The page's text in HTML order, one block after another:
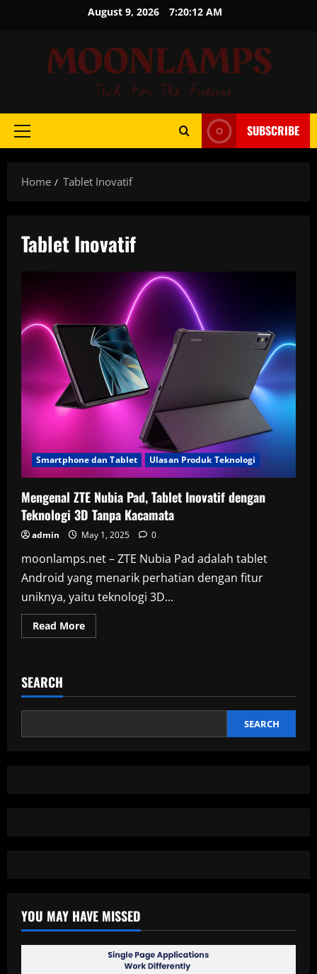
August 9, 2026 7:20:12 AM
Primary
SUBSCRIBE
Home Tablet Inovatif
Tablet Inovatif
Smartphone dan Tablet Ulasan Produk Teknologi
Mengenal ZTE Nubia Pad, Tablet Inovatif dengan
Teknologi 3D Tanpa Kacamata
admin May 1, 2025 0
moonlamps.net – ZTE Nubia Pad adalah tablet
Android yang menarik perhatian dengan fitur
uniknya, yaitu teknologi 3D...
Read MoreRead
more
Tablet
dengan
3D
SEARCH
SEARCH
YOU MAY HAVE MISSED